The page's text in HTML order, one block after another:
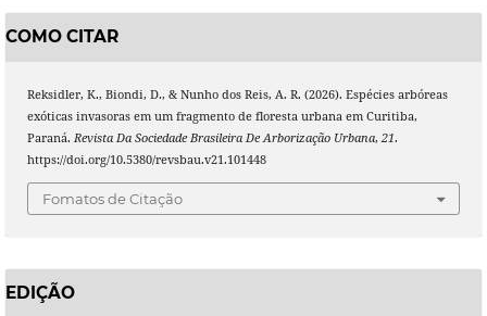
COMO CITAR
Reksidler, K., Biondi, D., & Nunho dos Reis, A. R. (2026). Espécies arbóreas
exóticas invasoras em um fragmento de floresta urbana em Curitiba,
Paraná. Revista Da Sociedade Brasileira De Arborização Urbana, 21.
https://doi.org/10.5380/revsbau.v21.101448
Fomatos de Citação
EDIÇÃO